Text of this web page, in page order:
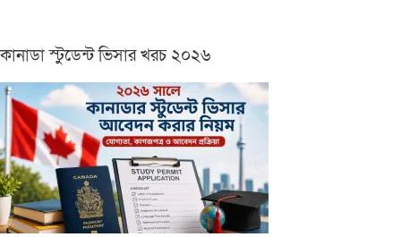
কানাডা স্টুডেন্ট ভিসার খরচ ২০২৬